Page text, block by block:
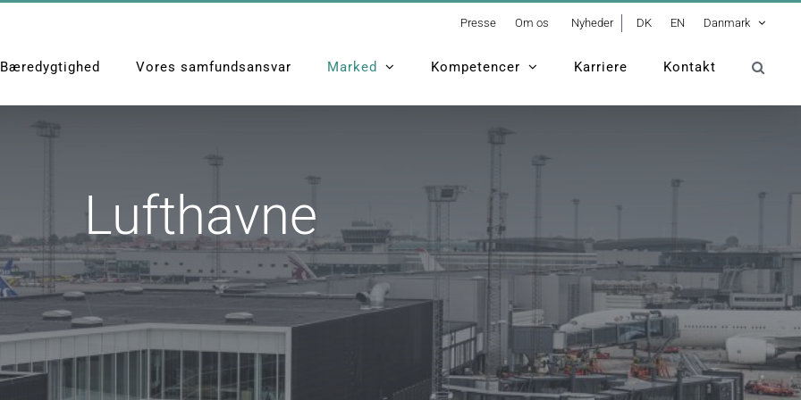
Presse Om os Nyheder DK EN Danmark
Bæredygtighed Vores samfundsansvar Marked Kompetencer Karriere Kontakt
Lufthavne